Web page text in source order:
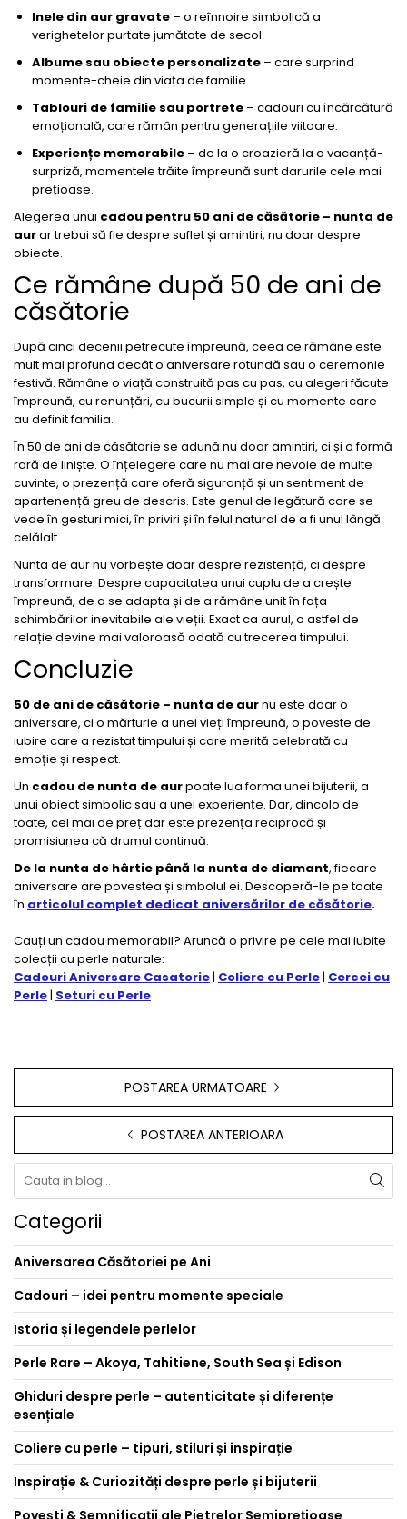
Inele din aur gravate – o reînnoire simbolică a
verighetelor purtate jumătate de secol.
Albume sau obiecte personalizate – care surprind
momente-cheie din viața de familie.
Tablouri de familie sau portrete – cadouri cu încărcătură
emoțională, care rămân pentru generațiile viitoare.
Experiențe memorabile – de la o croazieră la o vacanță-
surpriză, momentele trăite împreună sunt darurile cele mai
prețioase.
Alegerea unui cadou pentru 50 ani de căsătorie – nunta de
aurar trebui să fie despre suflet și amintiri, nu doar despre
obiecte.
Ce rămâne după 50 de ani de
căsătorie
După cinci decenii petrecute împreună, ceea ce rămâne este
mult mai profund decât o aniversare rotundă sau o ceremonie
festivă. Rămâne o viață construită pas cu pas, cu alegeri făcute
împreună, cu renunțări, cu bucurii simple și cu momente care
au definit familia.
În 50 de ani de căsătorie se adună nu doar amintiri, ci și o formă
rară de liniște. O înțelegere care nu mai are nevoie de multe
cuvinte, o prezență care oferă siguranță și un sentiment de
apartenență greu de descris. Este genul de legătură care se
vede în gesturi mici, în priviri și în felul natural de a fi unul lângă
celălalt.
Nunta de aur nu vorbește doar despre rezistență, ci despre
transformare. Despre capacitatea unui cuplu de a crește
împreună, de a se adapta și de a rămâne unit în fața
schimbărilor inevitabile ale vieții. Exact ca aurul, o astfel de
relație devine mai valoroasă odată cu trecerea timpului.
Concluzie
50 de ani de căsătorie – nunta de aurnu este doar o
aniversare, ci o mărturie a unei vieți împreună, o poveste de
iubire care a rezistat timpului și care merită celebrată cu
emoție și respect.
Un cadou de nunta de aurpoate lua forma unei bijuterii, a
unui obiect simbolic sau a unei experiențe. Dar, dincolo de
toate, cel mai de preț dar este prezența reciprocă și
promisiunea că drumul continuă.
De la nunta de hârtie până la nunta de diamant, fiecare
aniversare are povestea și simbolul ei. Descoperă-le pe toate
în articolul complet dedicat aniversărilor de căsătorie.
Cauți un cadou memorabil? Aruncă o privire pe cele mai iubite
colecții cu perle naturale:
Cadouri Aniversare Casatorie| Coliere cu Perle| Cercei cu
Perle| Seturi cu Perle
POSTAREA URMATOARE
POSTAREA ANTERIOARA
Categorii
Aniversarea Căsătoriei pe Ani
Cadouri – idei pentru momente speciale
Istoria și legendele perlelor
Perle Rare – Akoya, Tahitiene, South Sea și Edison
Ghiduri despre perle – autenticitate și diferențe
esențiale
Coliere cu perle – tipuri, stiluri și inspirație
Inspirație & Curiozități despre perle și bijuterii